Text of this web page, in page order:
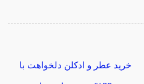
خرید عطر و ادکلن دلخواهت با